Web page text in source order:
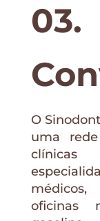
03.
O
uma
oficinas